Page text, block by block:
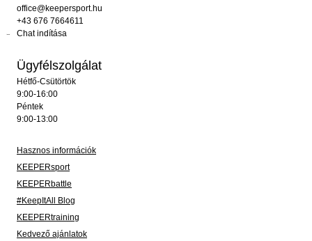
office@keepersport.hu
+43 676 7664611
Chat indítása
Ügyfélszolgálat
Hétfő-Csütörtök
9:00-16:00
Péntek
9:00-13:00
Hasznos információk
KEEPERsport
KEEPERbattle
#KeepItAll Blog
KEEPERtraining
Kedvező ajánlatok